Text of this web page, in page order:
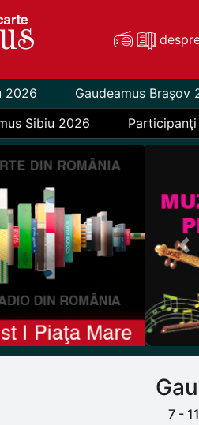
2026 Gaudeamus Braşov
Sibiu 2026
7 -